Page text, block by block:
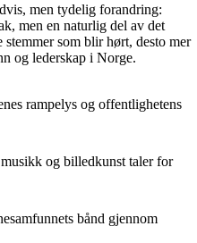
men tydelig forandring:
men en naturlig del av det
som blir hørt, desto mer
og lederskap i Norge.
rampelys og offentlighetens
og billedkunst taler for
bånd gjennom